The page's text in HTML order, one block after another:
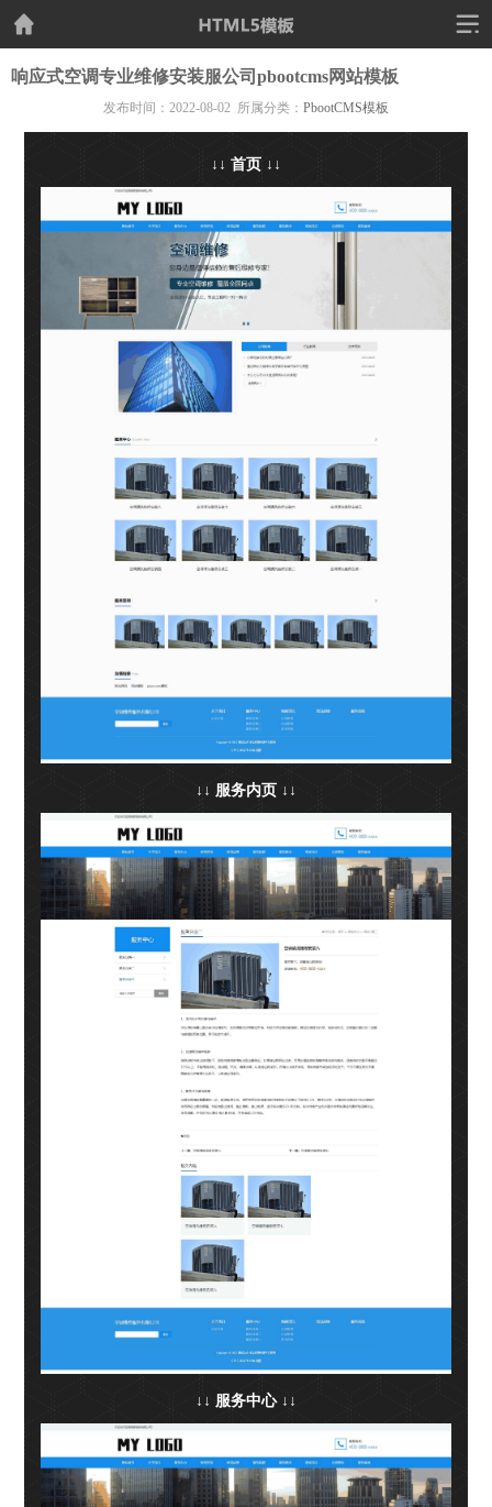
响应式空调专业维修安装服公司pbootcms网站模板
发布时间：2022-08-02 所属分类： PbootCMS模板
↓↓ 首页 ↓↓
↓↓ 服务内页 ↓↓
↓↓ 服务中心 ↓↓